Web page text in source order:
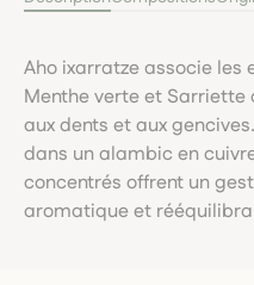
Aho ixarratze associe les
Menthe verte et Sarriette
aux dents et aux
dans un alambic en
concentrés offrent un
aromatique et